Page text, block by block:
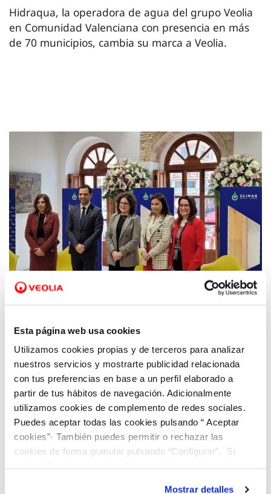
Esta página web usa cookies
Utilizamos cookies propias y de terceros para analizar
nuestros servicios y mostrarte publicidad relacionada
con tus preferencias en base a un perfil elaborado a
partir de tus hábitos de navegación. Adicionalmente
utilizamos cookies de complemento de redes sociales.
Puedes aceptar todas las cookies pulsando “ Aceptar
cookies”· También puedes permitir o rechazar las
cookies de forma granular pulsando “Configurar”. Si
Mostrar detalles
Hidraqua, la operadora de agua del grupo Veolia
en Comunidad Valenciana con presencia en más
de 70 municipios, cambia su marca a Veolia.
13 ABR 2022
primer encuentro de la iniciativa "Climas
para el Cambio" vinculado a cambio
climático y sector empresarial